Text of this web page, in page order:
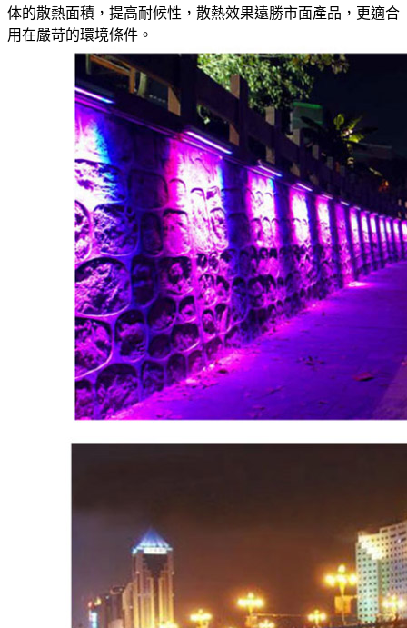
体的散熱面積，提高耐候性，散熱效果遠勝市面產品，更適合
用在嚴苛的環境條件。